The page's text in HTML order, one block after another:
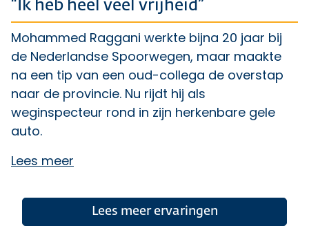
“Ik heb heel veel vrijheid”
Mohammed Raggani werkte bijna 20 jaar bij
de Nederlandse Spoorwegen, maar maakte
na een tip van een oud-collega de overstap
naar de provincie. Nu rijdt hij als
weginspecteur rond in zijn herkenbare gele
auto.
Lees meer
Lees meer ervaringen